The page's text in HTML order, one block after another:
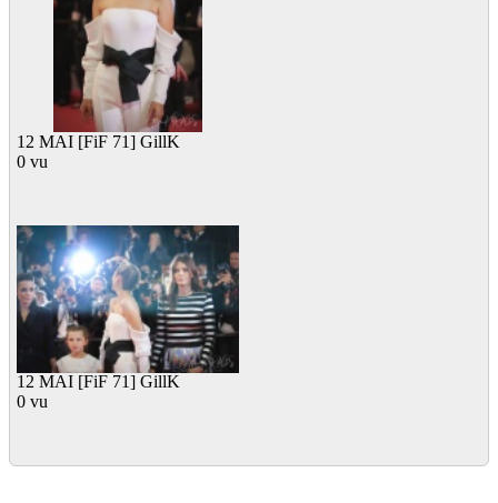
12 MAI [FiF 71] GillK
0 vu
12 MAI [FiF 71] GillK
0 vu